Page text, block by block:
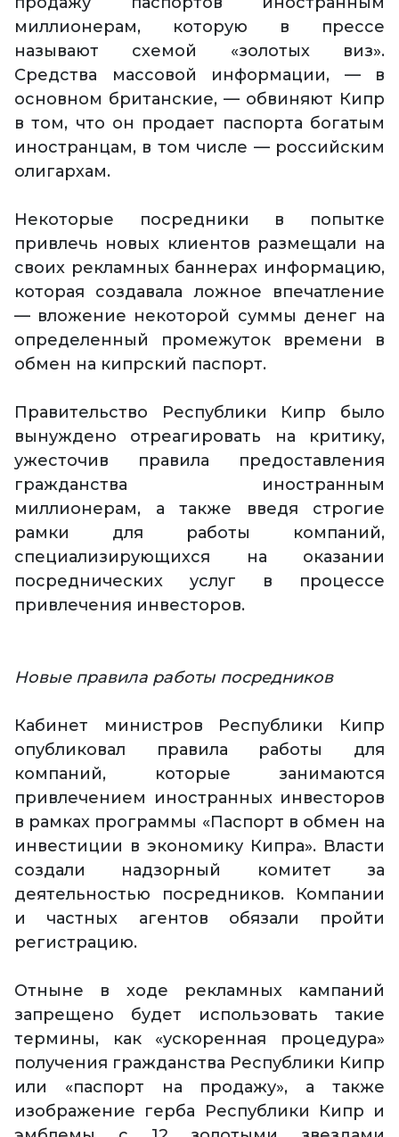
миллионерам, которую в прессе
называют схемой «золотых виз».
Средства массовой информации, — в
основном британские, — обвиняют Кипр
в том, что он продает паспорта богатым
иностранцам, в том числе — российским
олигархам.
Некоторые посредники в попытке
привлечь новых клиентов размещали на
своих рекламных баннерах информацию,
которая создавала ложное впечатление
— вложение некоторой суммы денег на
определенный промежуток времени в
обмен на кипрский паспорт.
Правительство Республики Кипр было
вынуждено отреагировать на критику,
ужесточив правила предоставления
гражданства иностранным
миллионерам, а также введя строгие
рамки для работы компаний,
специализирующихся на оказании
посреднических услуг в процессе
привлечения инвесторов.
Новые правила работы посредников
Кабинет министров Республики Кипр
опубликовал правила работы для
компаний, которые занимаются
привлечением иностранных инвесторов
в рамках программы «Паспорт в обмен на
инвестиции в экономику Кипра». Власти
создали надзорный комитет за
деятельностью посредников. Компании
и частных агентов обязали пройти
регистрацию.
Отныне в ходе рекламных кампаний
запрещено будет использовать такие
термины, как «ускоренная процедура»
получения гражданства Республики Кипр
или «паспорт на продажу», а также
изображение герба Республики Кипр и